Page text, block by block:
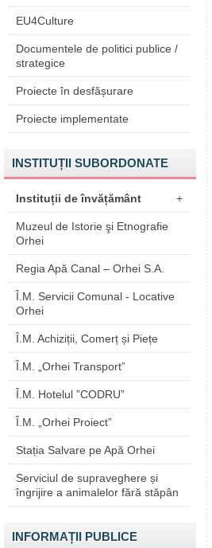
EU4Culture
Documentele de politici publice /
strategice
Proiecte în desfășurare
Proiecte implementate
INSTITUȚII SUBORDONATE
Instituții de învățământ +
Muzeul de Istorie şi Etnografie
Orhei
Regia Apă Canal – Orhei S.A.
Î.M. Servicii Comunal - Locative
Orhei
Î.M. Achiziții, Comerț și Piețe
Î.M. „Orhei Transport”
Î.M. Hotelul ”CODRU”
Î.M. „Orhei Proiect”
Stația Salvare pe Apă Orhei
Serviciul de supraveghere și
îngrijire a animalelor fără stăpân
INFORMAȚII PUBLICE